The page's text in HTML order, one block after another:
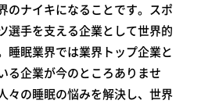
のナイキになることです。スポ
選手を支える企業として世界的
睡眠業界では業界トップ企業と
る企業が今のところありませ
々の睡眠の悩みを解決し、世界